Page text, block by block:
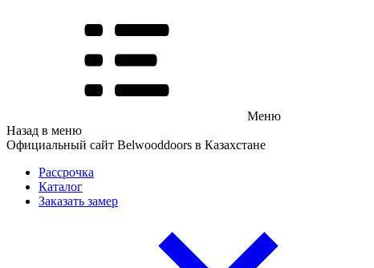
Меню
Назад в меню
Официальный сайт Belwooddoors в Казахстане
Рассрочка
Каталог
Заказать замер